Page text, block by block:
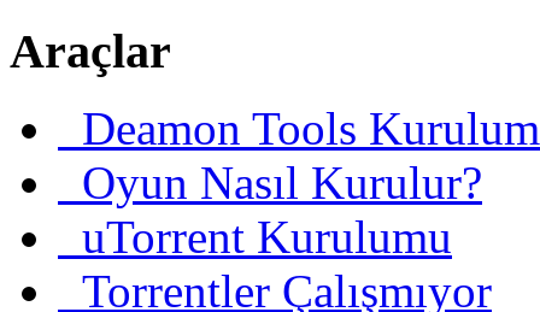
Araçlar
Deamon Tools
Oyun Nasıl Kurulur?
uTorrent Kurulumu
Torrentler Çalışmıyor